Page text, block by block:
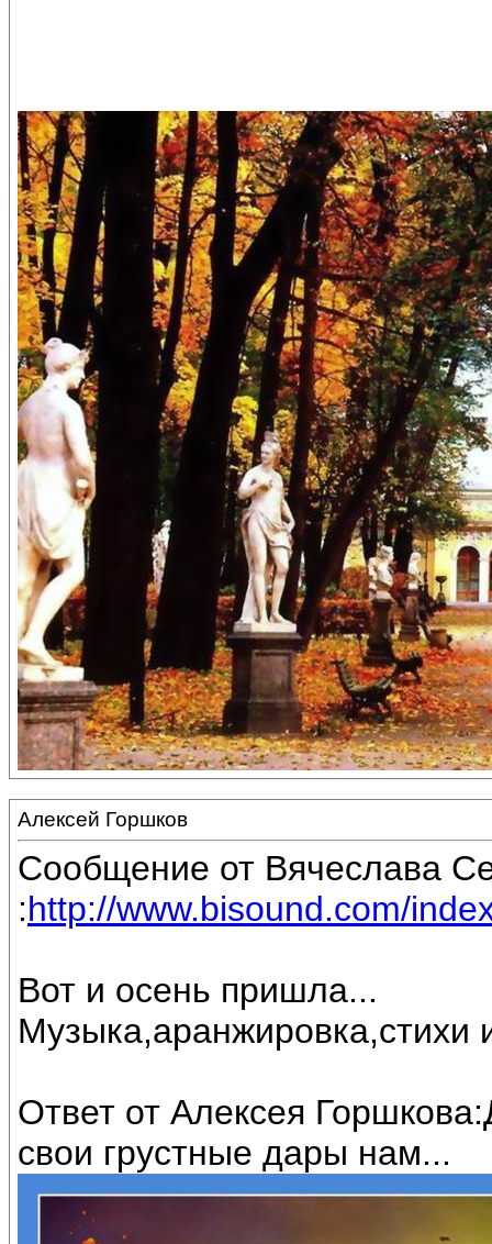
Алексей Горшков
Сообщение от Вячеслава
:http://www.bisound.com/
Вот и осень пришла...
Музыка,аранжировка,стихи
Ответ от Алексея
свои грустные дары нам...